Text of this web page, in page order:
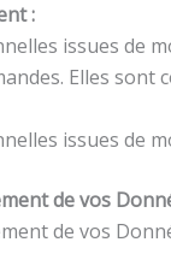
:
issues de
Elles
issues de
de vos
de vos